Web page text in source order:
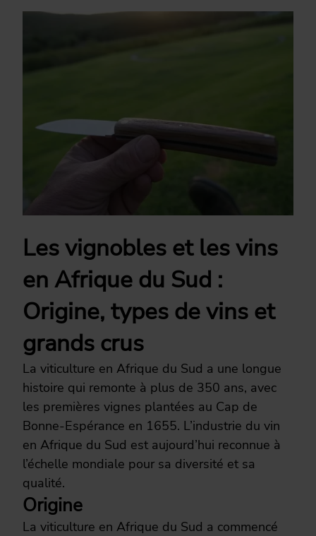
Les vignobles et les vins
en Afrique du Sud :
Origine, types de vins et
grands crus
La viticulture en Afrique du Sud a une longue
histoire qui remonte à plus de 350 ans, avec
les premières vignes plantées au Cap de
Bonne-Espérance en 1655. L’industrie du vin
en Afrique du Sud est aujourd’hui reconnue à
l’échelle mondiale pour sa diversité et sa
qualité.
Origine
La viticulture en Afrique du Sud a commencé